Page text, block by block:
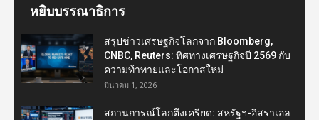
หยิบบรรณาธิการ
สรุปข่าวเศรษฐกิจโลกจาก Bloomberg,
CNBC, Reuters: ทิศทางเศรษฐกิจปี 2569 กับ
ความท้าทายและโอกาสใหม่
มีนาคม 1, 2026
สถานการณ์โลกตึงเครียด: สหรัฐฯ-อิสราเอล